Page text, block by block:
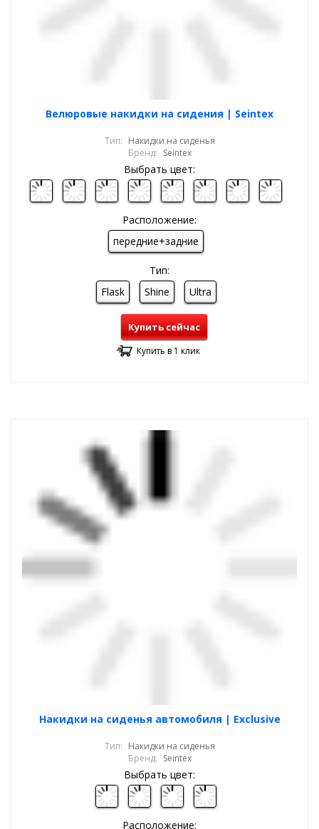
Велюровые накидки на сидения | Seintex
Тип: Накидки на сиденья
Бренд: Seintex
Выбрать цвет:
Расположение:
передние+задние
Тип:
Flask
Shine Ultra
Купить сейчас
Купить в 1 клик
Накидки на сиденья автомобиля | Exclusive
Тип: Накидки на сиденья
Бренд: Seintex
Выбрать цвет:
Расположение: